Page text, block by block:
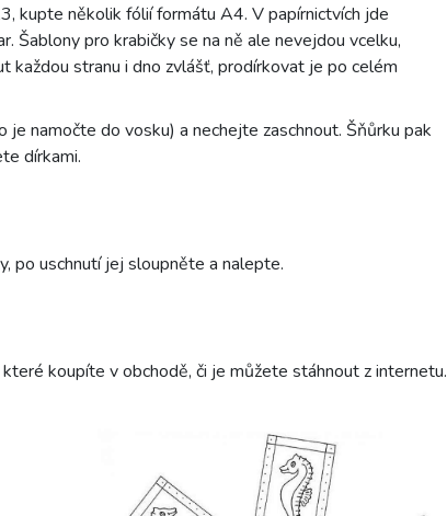
kupte několik fólií formátu A4. V papírnictvích jde
Šablony pro krabičky se na ně ale nevejdou vcelku,
stranu i dno zvlášť, prodírkovat je po celém
namočte do vosku) a nechejte zaschnout. Šňůrku pak
dírkami.
po uschnutí jej sloupněte a nalepte.
koupíte v obchodě, či je můžete stáhnout z internetu.